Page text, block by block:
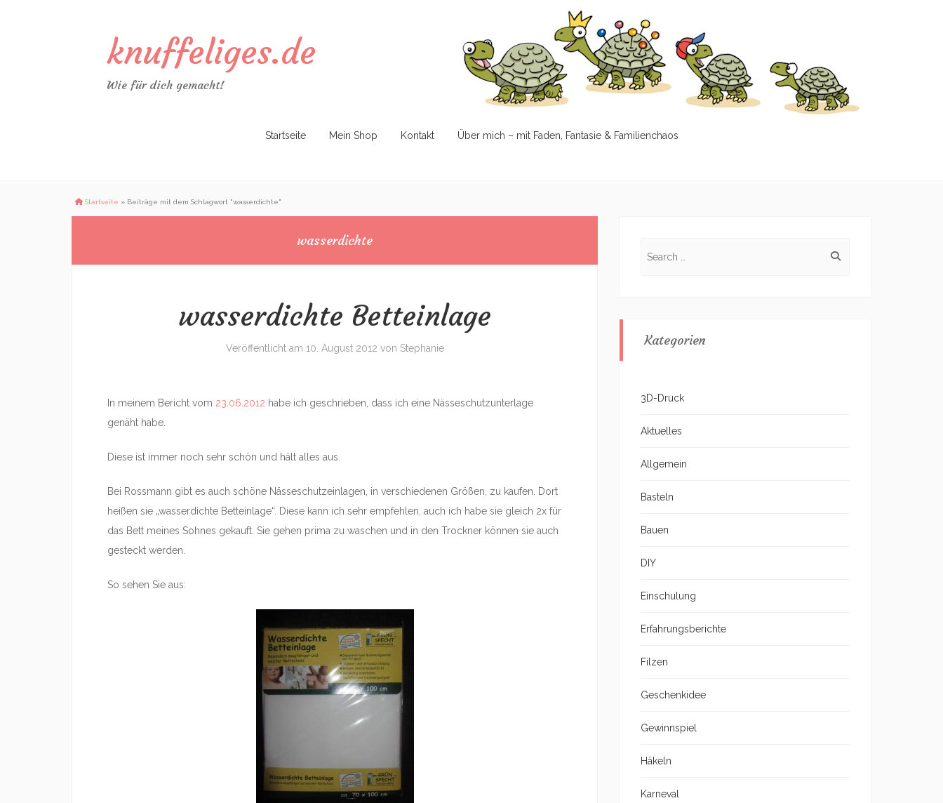
knuffeliges.de
Wie für dich gemacht!
Startseite Mein Shop Kontakt Über mich – mit Faden, Fantasie & Familienchaos
Startseite » Beiträge mit dem Schlagwort "wasserdichte"
wasserdichte
wasserdichte Betteinlage
Veröffentlicht am 10. August 2012 von Stephanie
In meinem Bericht vom 23.06.2012 habe ich geschrieben, dass ich eine Nässeschutzunterlage
genäht habe.
Diese ist immer noch sehr schön und hält alles aus.
Bei Rossmann gibt es auch schöne Nässeschutzeinlagen, in verschiedenen Größen, zu kaufen. Dort
heißen sie „wasserdichte Betteinlage“. Diese kann ich sehr empfehlen, auch ich habe sie gleich 2x für
das Bett meines Sohnes gekauft. Sie gehen prima zu waschen und in den Trockner können sie auch
gesteckt werden.
So sehen Sie aus:
Kategorien
3D-Druck
Aktuelles
Allgemein
Basteln
Bauen
DIY
Einschulung
Erfahrungsberichte
Filzen
Geschenkidee
Gewinnspiel
Häkeln
Karneval